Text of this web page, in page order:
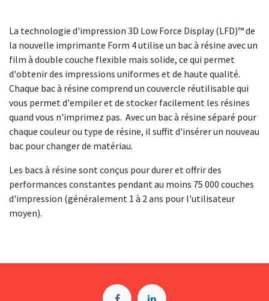
La technologie d'impression 3D Low Force Display (LFD)™ de
la nouvelle imprimante Form 4 utilise un bac à résine avec un
film à double couche flexible mais solide, ce qui permet
d'obtenir des impressions uniformes et de haute qualité.
Chaque bac à résine comprend un couvercle réutilisable qui
vous permet d'empiler et de stocker facilement les résines
quand vous n'imprimez pas. Avec un bac à résine séparé pour
chaque couleur ou type de résine, il suffit d'insérer un nouveau
bac pour changer de matériau.
Les bacs à résine sont conçus pour durer et offrir des
performances constantes pendant au moins 75 000 couches
d'impression (généralement 1 à 2 ans pour l'utilisateur
moyen).